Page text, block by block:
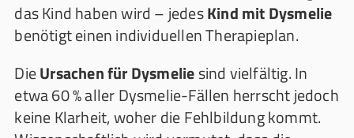
das Kind haben wird – jedesKind mit Dysmelie
benötigt einen individuellen Therapieplan.
DieUrsachen für Dysmeliesind vielfältig. In
etwa 60 % aller Dysmelie-Fällen herrscht jedoch
keine Klarheit, woher die Fehlbildung kommt.